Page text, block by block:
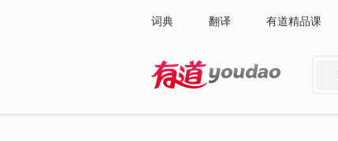
词典 翻译 有道精品课